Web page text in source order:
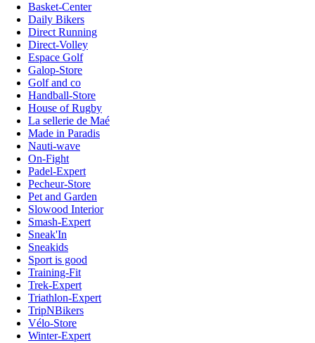
Basket-Center
Daily Bikers
Direct Running
Direct-Volley
Espace Golf
Galop-Store
Golf and co
Handball-Store
House of Rugby
La sellerie de Maé
Made in Paradis
Nauti-wave
On-Fight
Padel-Expert
Pecheur-Store
Pet and Garden
Slowood Interior
Smash-Expert
Sneak'In
Sneakids
Sport is good
Training-Fit
Trek-Expert
Triathlon-Expert
TripNBikers
Vélo-Store
Winter-Expert